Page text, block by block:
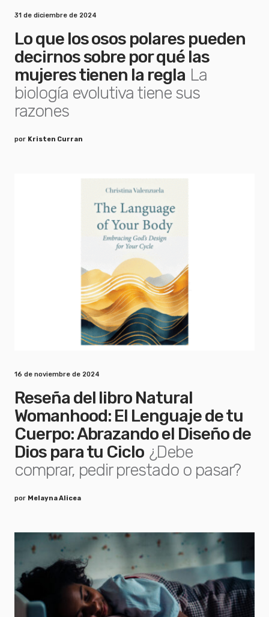
31 de diciembre de 2024
Lo que los osos polares pueden
decirnos sobre por qué las
mujeres tienen la regla La
biología evolutiva tiene sus
razones
por Kristen Curran
16 de noviembre de 2024
Reseña del libro Natural
Womanhood: El Lenguaje de tu
Cuerpo: Abrazando el Diseño de
Dios para tu Ciclo ¿Debe
comprar, pedir prestado o pasar?
por Melayna Alicea